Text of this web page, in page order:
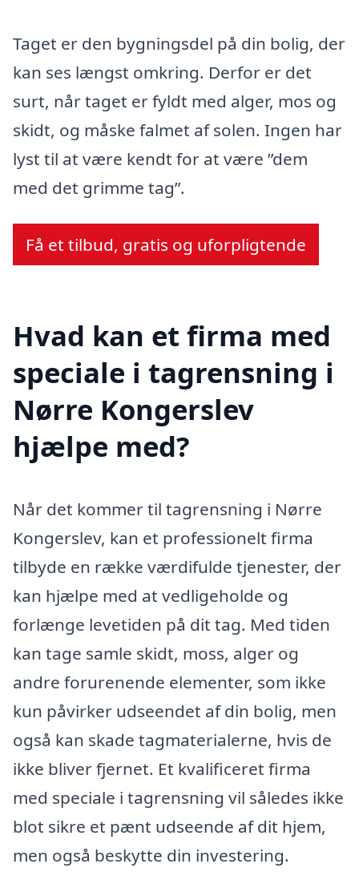
Taget er den bygningsdel på din bolig, der
kan ses længst omkring. Derfor er det
surt, når taget er fyldt med alger, mos og
skidt, og måske falmet af solen. Ingen har
lyst til at være kendt for at være ”dem
med det grimme tag”.
Få et tilbud, gratis og uforpligtende
Hvad kan et firma med
speciale i tagrensning i
Nørre Kongerslev
hjælpe med?
Når det kommer til tagrensning i Nørre
Kongerslev, kan et professionelt firma
tilbyde en række værdifulde tjenester, der
kan hjælpe med at vedligeholde og
forlænge levetiden på dit tag. Med tiden
kan tage samle skidt, moss, alger og
andre forurenende elementer, som ikke
kun påvirker udseendet af din bolig, men
også kan skade tagmaterialerne, hvis de
ikke bliver fjernet. Et kvalificeret firma
med speciale i tagrensning vil således ikke
blot sikre et pænt udseende af dit hjem,
men også beskytte din investering.